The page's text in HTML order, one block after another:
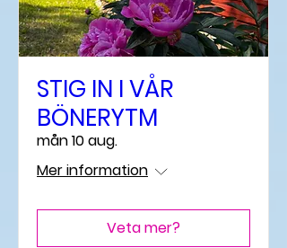
STIG IN I VÅR
BÖNERYTM
mån 10 aug.
Mer information
Veta mer?